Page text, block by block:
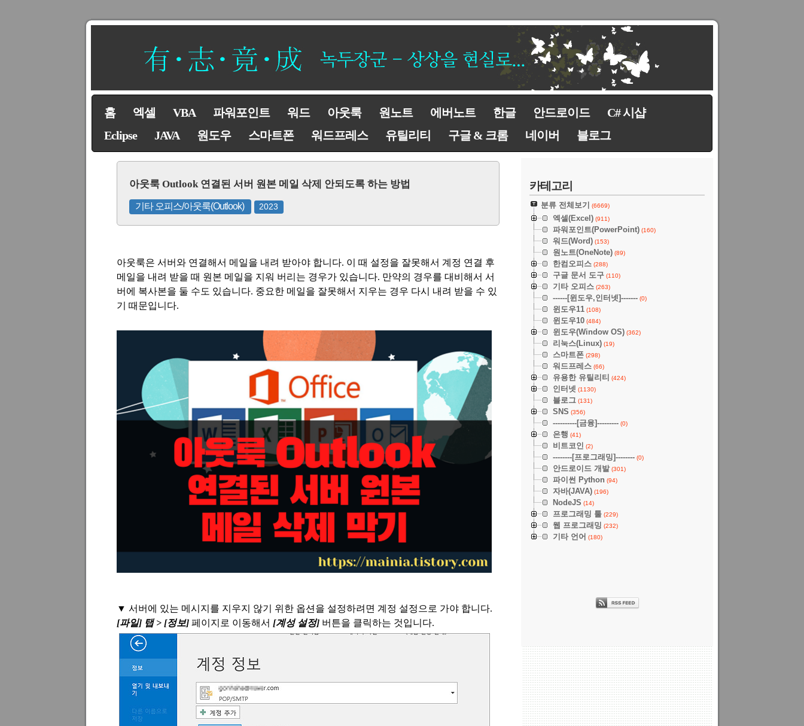
홈 엑셀 VBA 파워포인트 워드 아웃룩 원노트 에버노트 한글 안드로이드
C# 시샵
Eclipse
JAVA 원도우 스마트폰 워드프레스 유틸리티 구글 & 크롬 네이버 블로그
아웃룩 Outlook 연결된 서버 원본 메일 삭제 안되도록 하는 방법
기타 오피스/아웃룩(Outlook) 2023
아웃룩은 서버와 연결해서 메일을 내려 받아야 합니다. 이 때 설정을 잘못해서 계정 연결 후
메일을 내려 받을 때 원본 메일을 지워 버리는 경우가 있습니다. 만약의 경우를 대비해서 서
버에 복사본을 둘 수도 있습니다. 중요한 메일을 잘못해서 지우는 경우 다시 내려 받을 수 있
기 때문입니다.
▼ 서버에 있는 메시지를 지우지 않기 위한 옵션을 설정하려면 계정 설정으로 가야 합니다.
[파일] 탭> [정보] 페이지로 이동해서 [계성 설정] 버튼을 클릭하는 것입니다.
카테고리
분류 전체보기 (6669)
엑셀(Excel) (911)
파워포인트(PowerPoint) (160)
워드(Word) (153)
원노트(OneNote) (89)
한컴오피스 (288)
구글 문서 도구 (110)
기타 오피스 (263)
------[윈도우,인터넷]------- (0)
윈도우11 (108)
윈도우10 (484)
윈도우(Window OS) (362)
리눅스(Linux) (19)
스마트폰 (298)
워드프레스 (66)
유용한 유틸리티 (424)
인터넷 (1130)
블로그 (131)
SNS (356)
----------[금융]--------- (0)
은행 (41)
비트코인 (2)
--------[프로그래밍]-------- (0)
안드로이드 개발(301)
파이썬 Python (94)
자바(JAVA) (196)
NodeJS (14)
프로그래밍 툴 (229)
웹 프로그래밍 (232)
기타 언어 (180)